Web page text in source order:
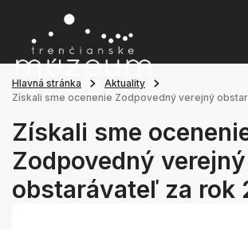
Hlavná stránka
Aktuality
Získali sme ocenenie Zodpovedný verejný
Získali sme
Zodpovedný verejný
obstarávateľ za rok